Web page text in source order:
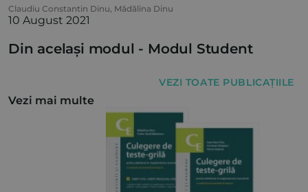
Claudiu Constantin Dinu, Mădălina Dinu
10 August 2021
Din același modul - Modul Student
VEZI TOATE PUBLICAȚIILE
Vezi mai multe